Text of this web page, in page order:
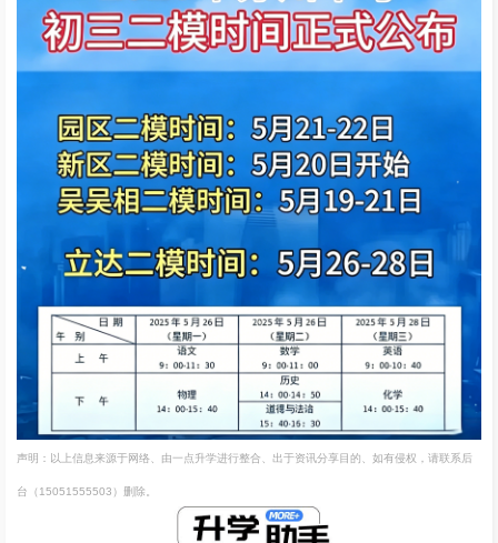
声明：以上信息来源于网络、由一点升学进行整合、出于资讯分享目的、如有侵权，请联系后
台（15051555503）删除。